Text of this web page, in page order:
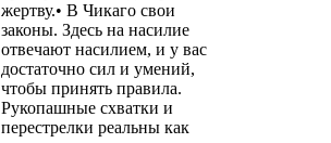
жертву.• В Чикаго свои
законы. Здесь на насилие
отвечают насилием, и у вас
достаточно сил и умений,
чтобы принять правила.
Рукопашные схватки и
перестрелки реальны как